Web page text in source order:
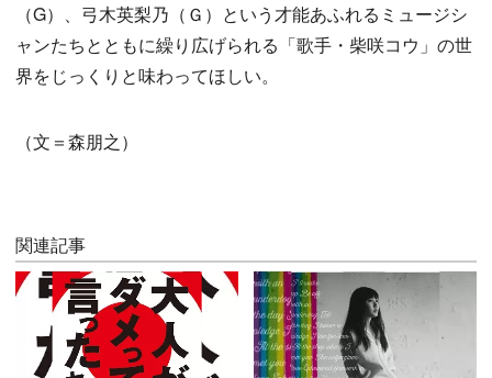
（G）、弓木英梨乃（Ｇ）という才能あふれるミュージシ
ャンたちとともに繰り広げられる「歌手・柴咲コウ」の世
界をじっくりと味わってほしい。
（文＝森朋之）
関連記事